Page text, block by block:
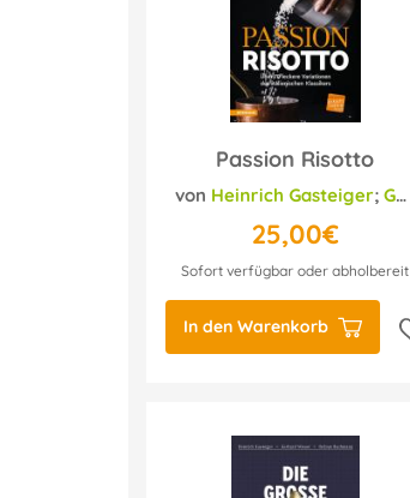
Passion Risotto
von Heinrich Gasteiger; Gerhard Wieser
25,00€
Sofort verfügbar oder abholbereit
In den Warenkorb